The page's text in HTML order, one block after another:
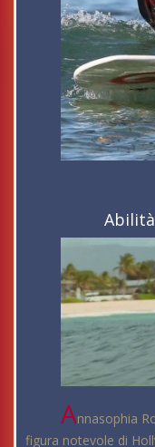
Annasophia
figura notevole di